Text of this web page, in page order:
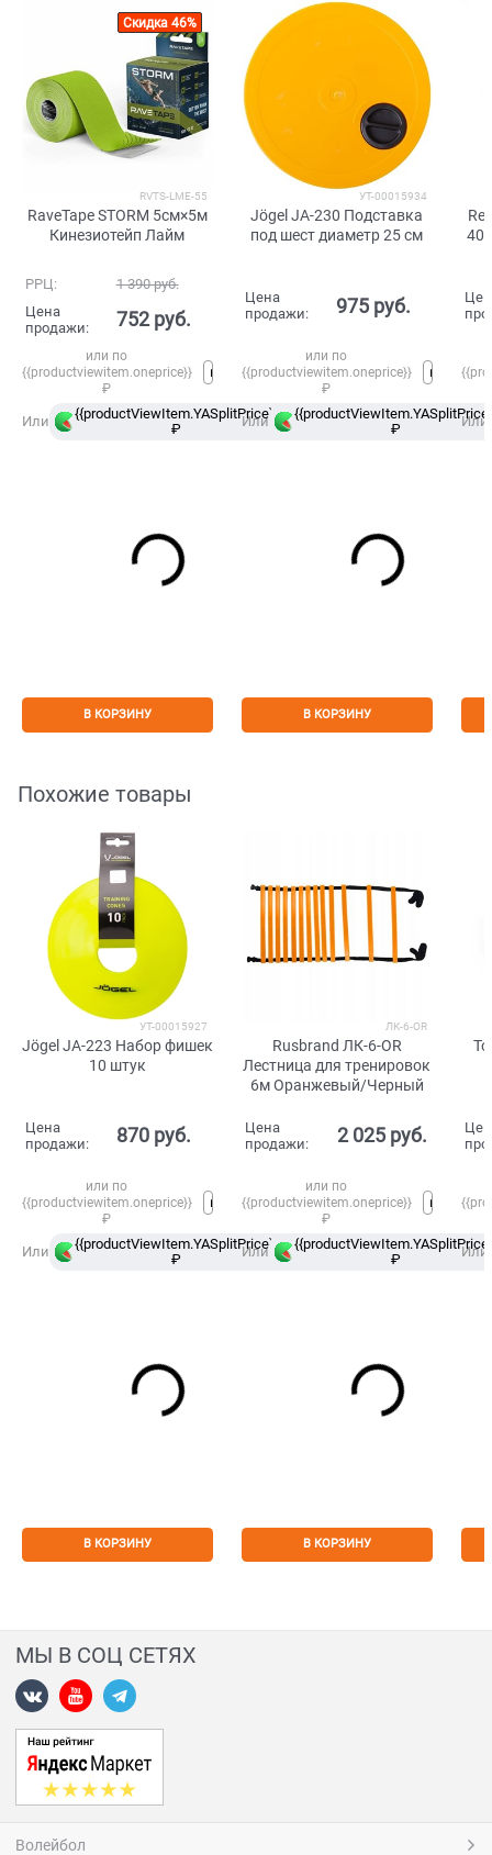
Скидка 46%
RVTS-LME-55
RaveTape STORM 5см×5м
Кинезиотейп Лайм
РРЦ: 1 390 руб.
Цена
продажи:
752 руб.
или по
{{productviewitem.oneprice}}
₽
Или
{{productViewItem.YASplitPrice}}
₽
в
Сплит
В КОРЗИНУ
УТ-00015934
Jögel JA-230 Подставка
под шест диаметр 25 см
Цена
продажи:
975 руб.
или по
{{productviewitem.oneprice}}
₽
Или
₽
В КОРЗИНУ
Или
Похожие товары
УТ-00015927
Jögel JA-223 Набор фишек
10 штук
Цена
продажи:
870 руб.
или по
{{productviewitem.oneprice}}
₽
Или
{{productViewItem.YASplitPrice}}
₽
в
Сплит
В КОРЗИНУ
ЛК-6-OR
Rusbrand ЛК-6-OR
Лестница для тренировок
6м Оранжевый/Черный
Цена
продажи:
2 025 руб.
или по
{{productviewitem.oneprice}}
₽
Или
₽
В КОРЗИНУ
Или
МЫ В СОЦ СЕТЯХ
Волейбол